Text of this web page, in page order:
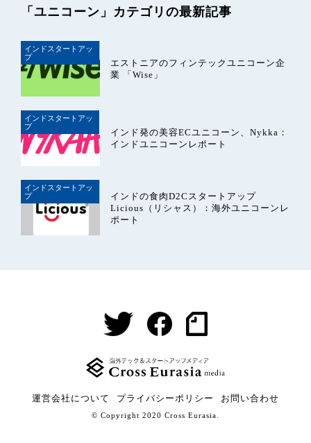
「ユニコーン」カテゴリの最新記事
インドスタートアッ
プ
エストニアのフィンテックユニコーン企
業 「Wise」
インドスタートアッ
プ
インド発の美容ECユニコーン、Nykka：
インドユニコーンレポート
インドスタートアッ
プ
インドの食肉D2Cスタートアップ
Licious（リシャス）：海外ユニコーンレ
ポート
運営会社について プライバシーポリシー お問い合わせ
© Copyright 2020 Cross Eurasia.